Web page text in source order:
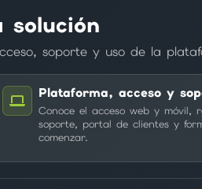
soporte y uso de la
Plataforma, acceso y
Conoce el acceso web y móvil,
soporte, portal de clientes y
comenzar.